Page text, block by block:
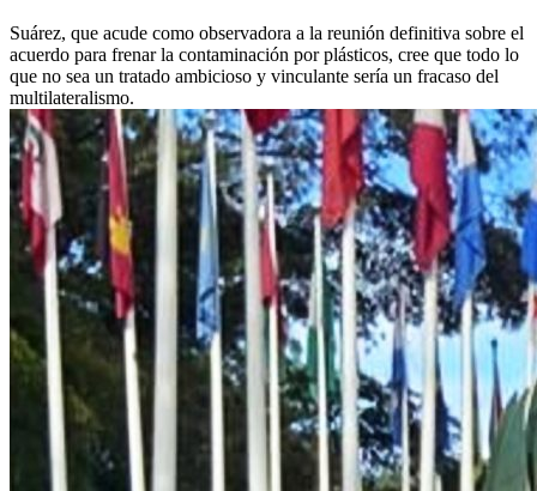
Suárez, que acude como observadora a la reunión definitiva sobre el
acuerdo para frenar la contaminación por plásticos, cree que todo lo
que no sea un tratado ambicioso y vinculante sería un fracaso del
multilateralismo.